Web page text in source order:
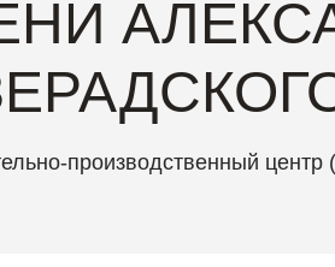
производственный центр